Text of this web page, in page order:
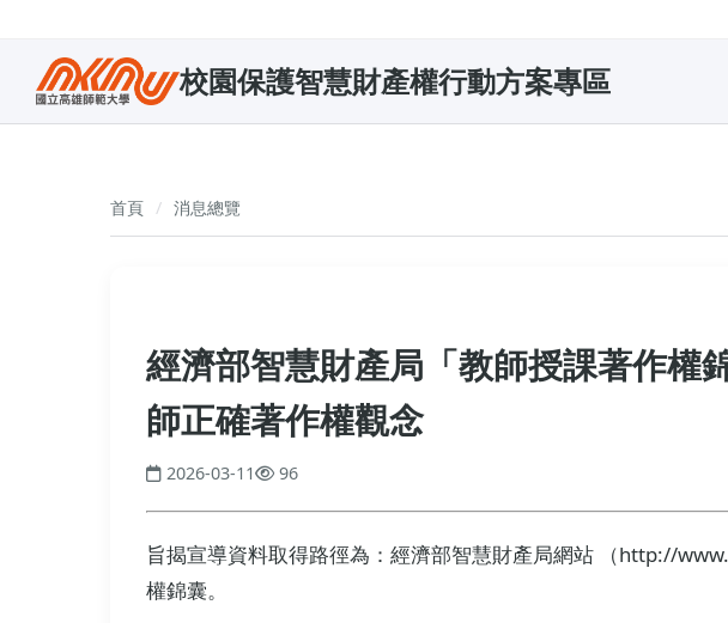
校園保護智慧財產權行動方案專區
首頁 消息總覽
經濟部智慧財產局「教師授課著作權
師正確著作權觀念
2026-03-11 96
旨揭宣導資料取得路徑為：經濟部智慧財產局網站 （http://
權錦囊。